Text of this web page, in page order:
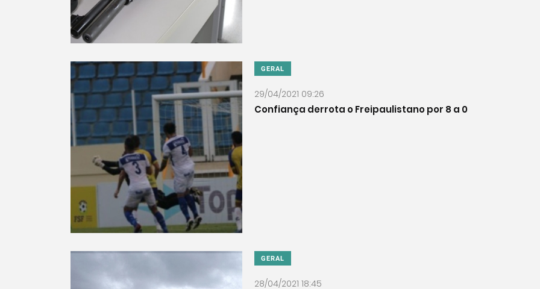
GERAL
29/04/2021 09:26
Confiança derrota o Freipaulistano por 8 a 0
GERAL
28/04/2021 18:45